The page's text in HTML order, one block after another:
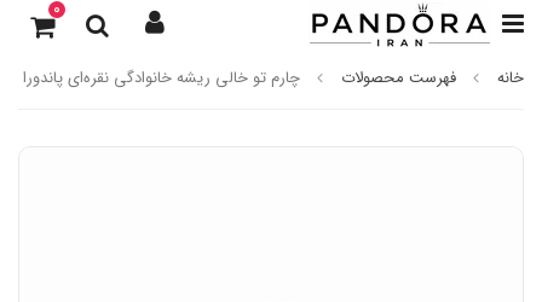
0
خانه فهرست محصولات چارم تو خالی ریشه خانوادگی نقره‌ای پاندورا